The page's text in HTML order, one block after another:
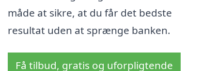
måde at sikre, at du får det bedste
resultat uden at sprænge banken.
Få tilbud, gratis og uforpligtende